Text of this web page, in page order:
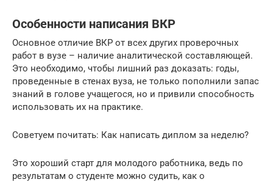
Особенности написания ВКР
Основное отличие ВКР от всех других проверочных
работ в вузе – наличие аналитической составляющей.
Это необходимо, чтобы лишний раз доказать: годы,
проведенные в стенах вуза, не только пополнили запас
знаний в голове учащегося, но и привили способность
использовать их на практике.
Советуем почитать: Как написать диплом за неделю?
Это хороший старт для молодого работника, ведь по
результатам о студенте можно судить, как о